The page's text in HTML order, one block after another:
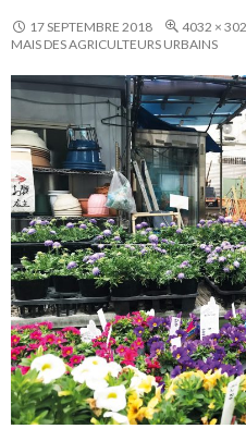
17 SEPTEMBRE 2018 4032 ×
MAIS DES AGRICULTEURS URBAINS